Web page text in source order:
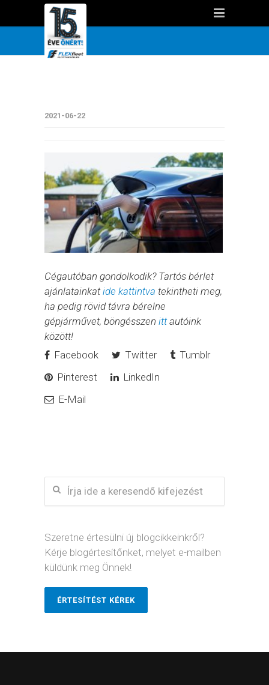
2021-06-22
Cégautóban gondolkodik? Tartós bérlet
ajánlatainkatide kattintva tekintheti meg,
ha pedig rövid távra bérelne
gépjárművet, böngésszen ittautóink
között!
Facebook
Twitter
Tumblr
Pinterest
LinkedIn
E-Mail
Szeretne értesülni új blogcikkeinkről?
Kérje blogértesítőnket, melyet e-mailben
küldünk meg Önnek!
ÉRTESÍTÉST KÉREK